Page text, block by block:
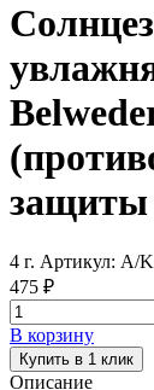
защиты
4 г. Артикул: A/
475 ₽
В корзину
Купить в 1 клик
Описание